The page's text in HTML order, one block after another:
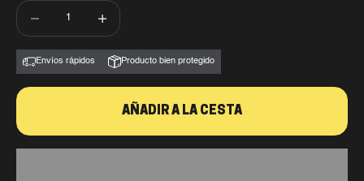
Reducir cantidadReducir cantidad
Envíos rápidos Producto bien protegido
AÑADIR A LA CESTA